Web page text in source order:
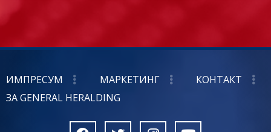
ИМПРЕСУМ МАРКЕТИНГ
КОНТАКТ
ЗА GENERAL HERALDING